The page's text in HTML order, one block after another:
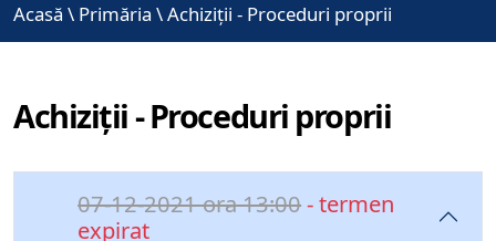
Acasă \ Primăria \Achiziții - Proceduri proprii
Achiziții - Proceduri proprii
07-12-2021 ora 13:00- termen
expirat